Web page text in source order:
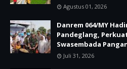
Agustus 01, 2026
Danrem 064/MY
Pandeglang,
Swasembada
Juli 31, 2026